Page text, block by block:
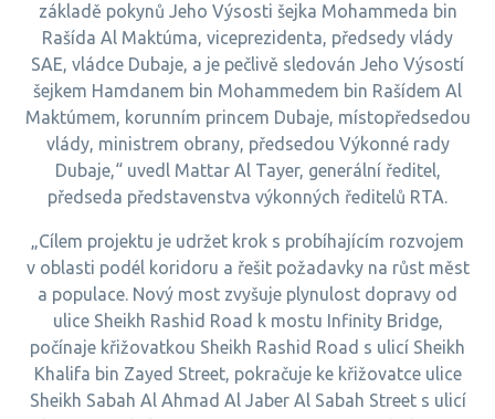
základě pokynů Jeho Výsosti šejka Mohammeda bin
Rašída Al Maktúma, viceprezidenta, předsedy vlády
SAE, vládce Dubaje, a je pečlivě sledován Jeho Výsostí
šejkem Hamdanem bin Mohammedem bin Rašídem Al
Maktúmem, korunním princem Dubaje, místopředsedou
vlády, ministrem obrany, předsedou Výkonné rady
Dubaje,“ uvedl Mattar Al Tayer, generální ředitel,
předseda představenstva výkonných ředitelů RTA.
„Cílem projektu je udržet krok s probíhajícím rozvojem
v oblasti podél koridoru a řešit požadavky na růst měst
a populace. Nový most zvyšuje plynulost dopravy od
ulice Sheikh Rashid Road k mostu Infinity Bridge,
počínaje křižovatkou Sheikh Rashid Road s ulicí Sheikh
Khalifa bin Zayed Street, pokračuje ke křižovatce ulice
Sheikh Sabah Al Ahmad Al Jaber Al Sabah Street s ulicí